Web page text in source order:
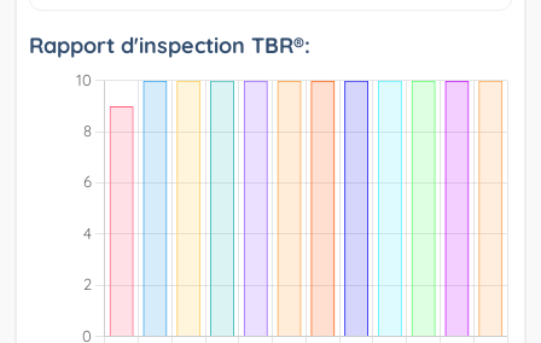
Rapport d'inspection TBR®: